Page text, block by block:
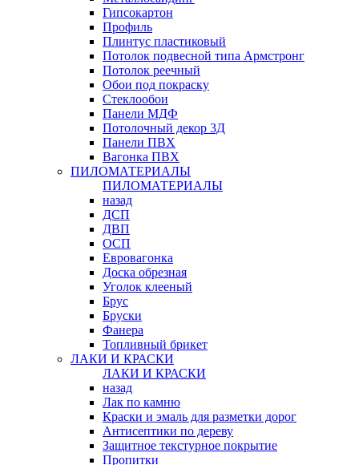
Гипсокартон
Профиль
Плинтус пластиковый
Потолок подвесной типа Армстронг
Потолок реечный
Обои под покраску
Стеклообои
Панели МДФ
Потолочный декор 3Д
Панели ПВХ
Вагонка ПВХ
ПИЛОМАТЕРИАЛЫ
ПИЛОМАТЕРИАЛЫ
назад
ДСП
ДВП
ОСП
Евровагонка
Доска обрезная
Уголок клееный
Брус
Бруски
Фанера
Топливный брикет
ЛАКИ И КРАСКИ
ЛАКИ И КРАСКИ
назад
Лак по камню
Краски и эмаль для разметки дорог
Антисептики по дереву
Защитное текстурное покрытие
Пропитки